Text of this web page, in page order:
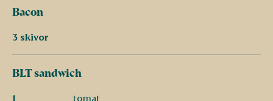
Bacon
3 skivor
BLT sandwich
1
tomat